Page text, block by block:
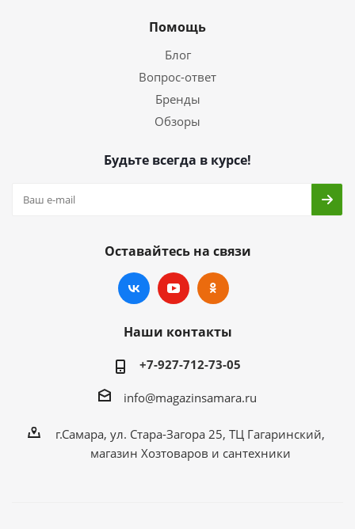
Помощь
Блог
Вопрос-ответ
Бренды
Обзоры
Будьте всегда в курсе!
Оставайтесь на связи
Наши контакты
+7-927-712-73-05
info@magazinsamara.ru
г.Самара, ул. Стара-Загора 25, ТЦ Гагаринский,
магазин Хозтоваров и сантехники